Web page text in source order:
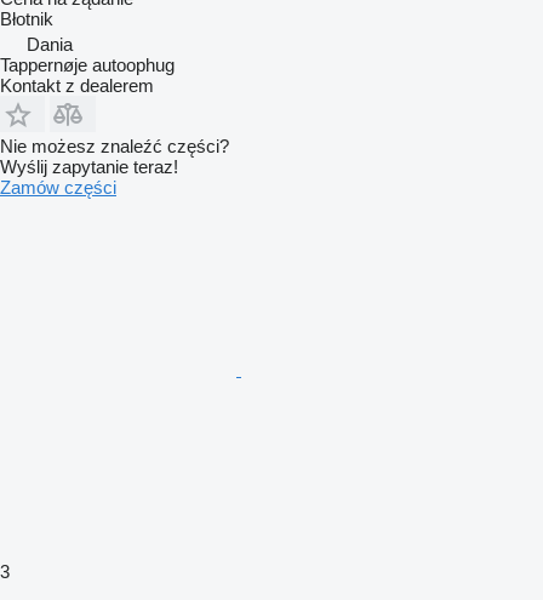
Błotnik
Dania
Tappernøje autoophug
Kontakt z dealerem
Nie możesz znaleźć części?
Wyślij zapytanie teraz!
Zamów części
3